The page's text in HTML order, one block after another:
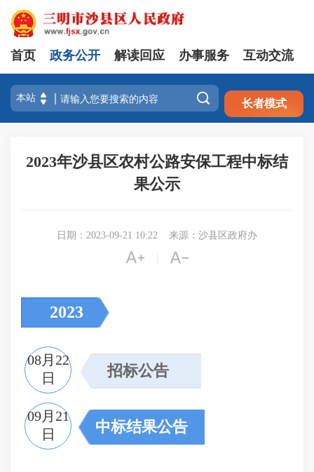
注册 登录
首页 政务公开 解读回应 办事服务 互动交流
 长者模式
2023年沙县区农村公路安保工程中标结
果公示
日期：2023-09-21 10:22 来源：沙县区政府办
 
2023
08月22
日
招标公告
09月21
日
中标结果公告